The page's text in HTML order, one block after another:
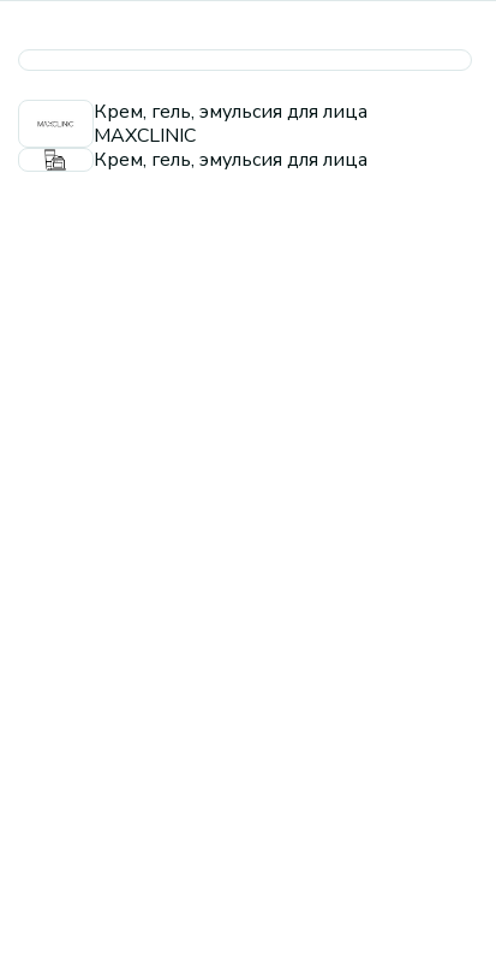
Крем, гель, эмульсия для лица
MAXCLINIC
Крем, гель, эмульсия для лица